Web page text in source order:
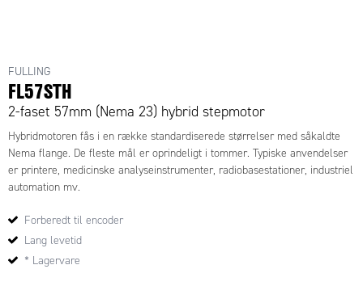
FULLING
FL57STH
2-faset 57mm (Nema 23) hybrid stepmotor
Hybridmotoren fås i en række standardiserede størrelser med såkaldte
Nema flange. De fleste mål er oprindeligt i tommer. Typiske anvendelser
er printere, medicinske analyseinstrumenter, radiobasestationer, industriel
automation mv.
Forberedt til encoder
Lang levetid
* Lagervare